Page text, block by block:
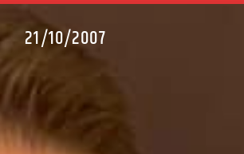
21/10/2007